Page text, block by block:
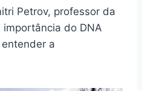
Petrov, professor da
do DNA
a